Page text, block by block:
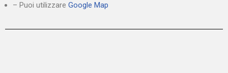
– Puoi utilizzare Google Map